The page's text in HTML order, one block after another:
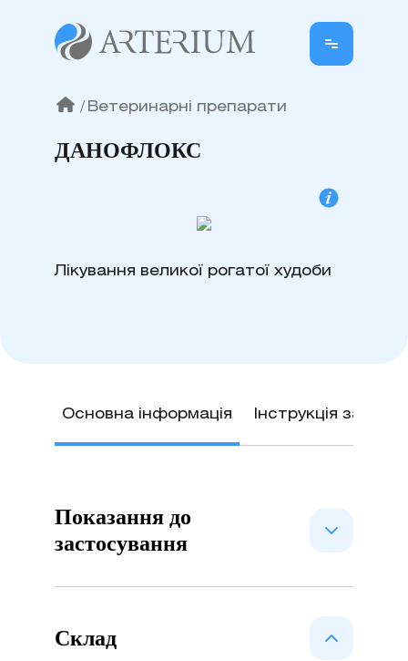
/ Ветеринарні препарати
ДАНОФЛОКС
Лікування великої рогатої худоби
Основна інформація Інструкція
Показання до
застосування
(викликаний E. сoli), а також при
Склад